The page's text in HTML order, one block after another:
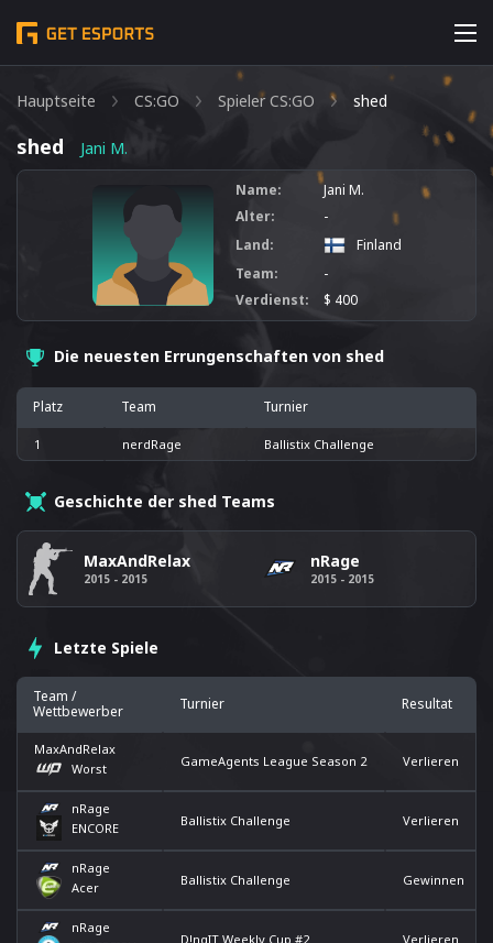
Hauptseite CS:GO Spieler CS:GO shed
shed Jani M.
Name:
Jani M.
Alter:
-
Land:
Finland
Team:
-
Verdienst:
$ 400
Die neuesten Errungenschaften von shed
Platz Team Turnier
1 nerdRage Ballistix Challenge
Letzte Spiele
Team /
Wettbewerber
Turnier Resultat
MaxAndRelax
Worst
GameAgents League Season 2 Verlieren
nRage
ENCORE
Ballistix Challenge Verlieren
nRage
Acer
Ballistix Challenge Gewinnen
nRage
D!ngIT Weekly Cup #2 Verlieren
Geschichte der shed Teams
MaxAndRelax
2015 - 2015
nRage
2015 - 2015